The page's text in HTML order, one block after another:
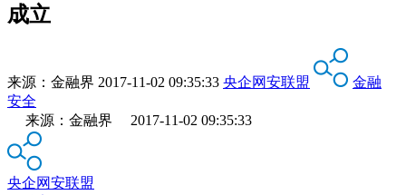
成立
来源： 金融界 2017-11-02 09:35:33 央企网安联盟
金融
安全
来源：金融界 2017-11-02 09:35:33
央企网安联盟